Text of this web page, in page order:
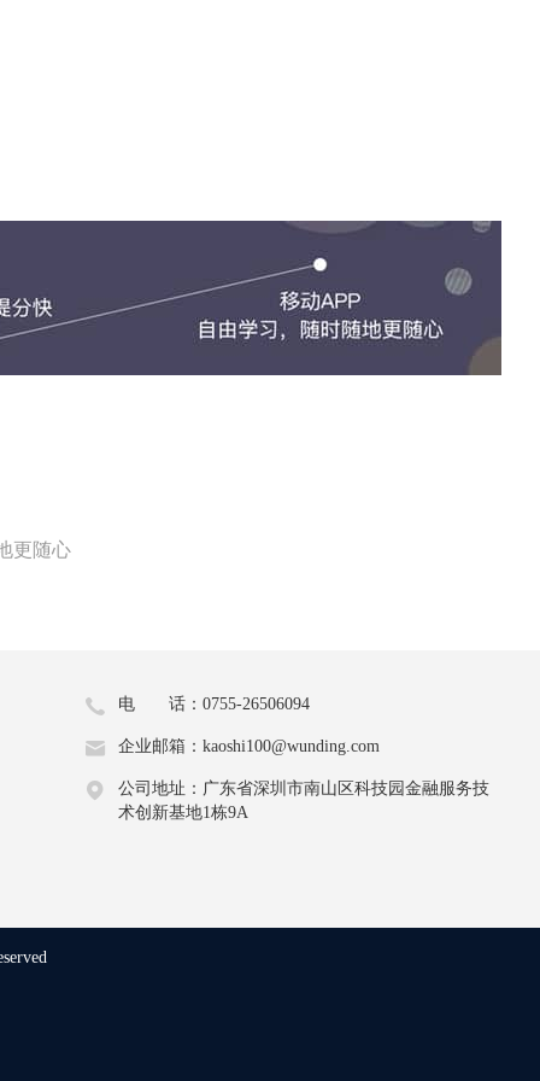
更随心
电 话：0755-26506094
企业邮箱：kaoshi100@wunding.com
公司地址：广东省深圳市南山区科技园金融服务技
术创新基地1栋9A